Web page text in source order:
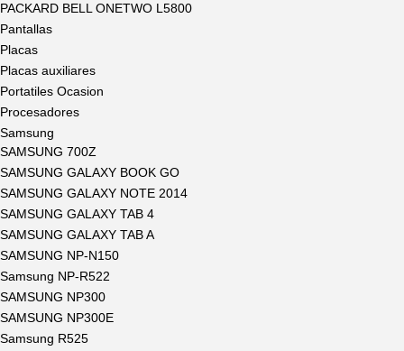
PACKARD BELL ONETWO L5800
Pantallas
Placas
Placas auxiliares
Portatiles Ocasion
Procesadores
Samsung
SAMSUNG 700Z
SAMSUNG GALAXY BOOK GO
SAMSUNG GALAXY NOTE 2014
SAMSUNG GALAXY TAB 4
SAMSUNG GALAXY TAB A
SAMSUNG NP-N150
Samsung NP-R522
SAMSUNG NP300
SAMSUNG NP300E
Samsung R525